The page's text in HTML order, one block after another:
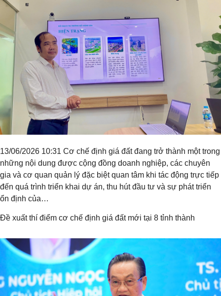
13/06/2026 10:31 Cơ chế định giá đất đang trở thành một trong
những nội dung được cộng đồng doanh nghiệp, các chuyên
gia và cơ quan quản lý đặc biệt quan tâm khi tác động trực tiếp
đến quá trình triển khai dự án, thu hút đầu tư và sự phát triển
ổn định của…
Đề xuất thí điểm cơ chế định giá đất mới tại 8 tỉnh thành